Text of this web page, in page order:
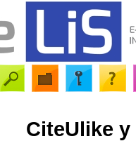
CiteUlike